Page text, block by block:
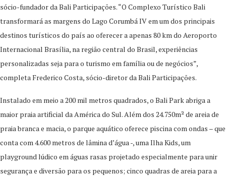
sócio-fundador da Bali Participações. “O Complexo Turístico Bali
transformará as margens do Lago Corumbá IV em um dos principais
destinos turísticos do país ao oferecer a apenas 80 km do Aeroporto
Internacional Brasília, na região central do Brasil, experiências
personalizadas seja para o turismo em família ou de negócios”,
completa Frederico Costa, sócio-diretor da Bali Participações.
Instalado em meio a 200 mil metros quadrados, o Bali Park abriga a
maior praia artificial da América do Sul. Além dos 24.750m² de areia de
praia branca e macia, o parque aquático oferece piscina com ondas – que
conta com 4.600 metros de lâmina d’água -, uma Ilha Kids, um
playground lúdico em águas rasas projetado especialmente para unir
segurança e diversão para os pequenos; cinco quadras de areia para a